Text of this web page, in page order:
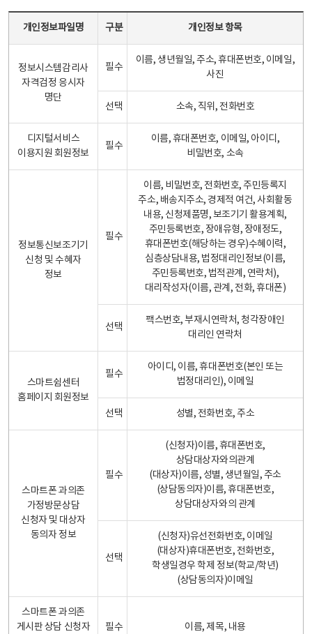
개인정보파일명 구분 개인정보 항목
정보시스템감리사
자격검정 응시자
명단
필수
이름, 생년월일, 주소, 휴대폰번호, 이메일,
사진
선택 소속, 직위, 전화번호
디지털서비스
이용지원 회원정보
필수
이름, 휴대폰번호, 이메일, 아이디,
비밀번호, 소속
정보통신보조기기
신청 및 수혜자
정보
필수
이름, 비밀번호, 전화번호, 주민등록지
주소, 배송지주소, 경제적 여건, 사회활동
내용, 신청제품명, 보조기기 활용계획,
주민등록번호, 장애유형, 장애정도,
휴대폰번호(해당하는 경우)수혜이력,
심층상담내용, 법정대리인정보(이름,
주민등록번호, 법적관계, 연락처),
대리작성자(이름, 관계, 전화, 휴대폰)
선택
팩스번호, 부재시연락처, 청각장애인
대리인 연락처
스마트쉼센터
홈페이지 회원정보
필수
아이디, 이름, 휴대폰번호(본인 또는
법정대리인), 이메일
선택 성별, 전화번호, 주소
스마트폰 과의존
가정방문상담
신청자 및 대상자
동의자 정보
필수
(신청자)이름, 휴대폰번호,
상담대상자와의관계
(대상자)이름, 성별, 생년월일, 주소
(상담동의자)이름, 휴대폰번호,
상담대상자와의 관계
선택
(신청자)유선전화번호, 이메일
(대상자)휴대폰번호, 전화번호,
학생일경우 학제 정보(학교/학년)
(상담동의자)이메일
스마트폰 과의존
게시판 상담 신청자
필수 이름, 제목, 내용